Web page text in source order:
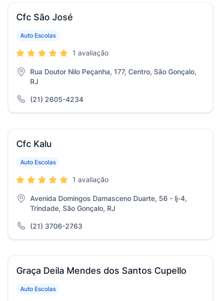
Cfc São José
Auto Escolas
1 avaliação
Rua Doutor Nilo Peçanha, 177, Centro, São Gonçalo,
RJ
(21) 2605-4234
Cfc Kalu
Auto Escolas
1 avaliação
Avenida Domingos Damasceno Duarte, 56 - lj-4,
Trindade, São Gonçalo, RJ
(21) 3706-2763
Graça Deila Mendes dos Santos Cupello
Auto Escolas